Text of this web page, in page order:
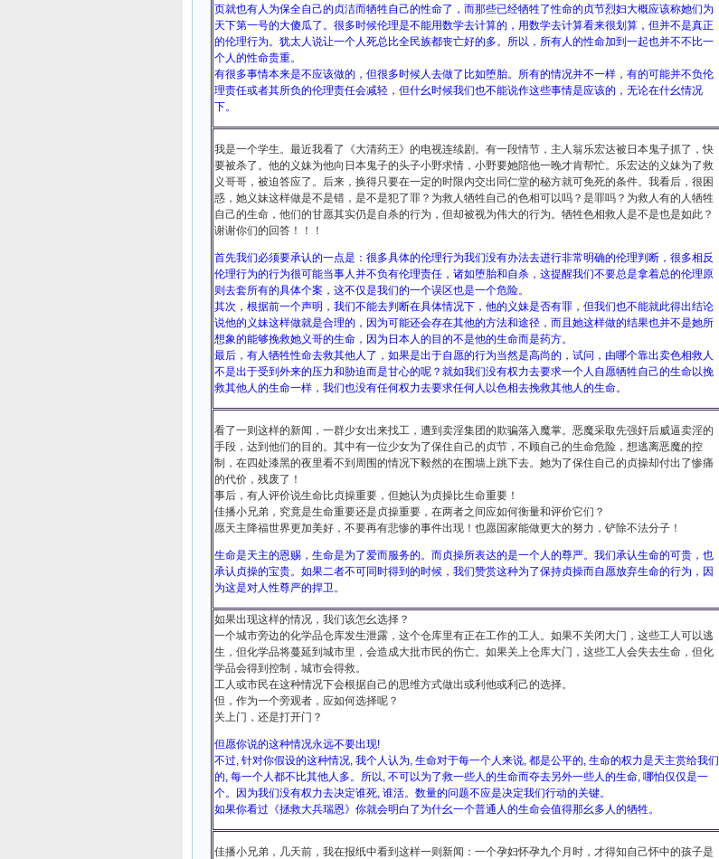
页就也有人为保全自己的贞洁而牺牲自己的性命了，而那些已经牺牲了性命的贞节烈妇大概应该称她们为
天下第一号的大傻瓜了。 很多时候伦理是不能用数学去计算的，用数学去计算看来很划算，但并不是真正
的伦理行为。犹太人说让一个人死总比全民族都丧亡好的多。所以，所有人的性命加到一起也并不不比一
个人的性命贵重。
有很多事情本来是不应该做的，但很多时候人去做了比如堕胎。所有的情况并不一样，有的可能并不负伦
理责任或者其所负的伦理责任会减轻，但什幺时候我们也不能说作这些事情是应该的，无论在什幺情况
下。
我是一个学生。最近我看了《大清药王》的电视连续剧。有一段情节，主人翁乐宏达被日本鬼子抓了，快
要被杀了。他的义妹为他向日本鬼子的头子小野求情，小野要她陪他一晚才肯帮忙。乐宏达的义妹为了救
义哥哥，被迫答应了。后来，换得只要在一定的时限内交出同仁堂的秘方就可免死的条件。我看后，很困
惑，她义妹这样做是不是错，是不是犯了罪？为救人牺牲自己的色相可以吗？是罪吗？为救人有的人牺牲
自己的生命，他们的甘愿其实仍是自杀的行为，但却被视为伟大的行为。牺牲色相救人是不是也是如此？
谢谢你们的回答！！！
首先我们必须要承认的一点是：很多具体的伦理行为我们没有办法去进行非常明确的伦理判断，很多相反
伦理行为的行为很可能当事人并不负有伦理责任，诸如堕胎和自杀，这提醒我们不要总是拿着总的伦理原
则去套所有的具体个案，这不仅是我们的一个误区也是一个危险。
其次，根据前一个声明，我们不能去判断在具体情况下，他的义妹是否有罪，但我们也不能就此得出结论
说他的义妹这样做就是合理的，因为可能还会存在其他的方法和途径，而且她这样做的结果也并不是她所
想象的能够挽救她义哥的生命，因为日本人的目的不是他的生命而是药方。
最后，有人牺牲性命去救其他人了，如果是出于自愿的行为当然是高尚的，试问，由哪个靠出卖色相救人
不是出于受到外来的压力和胁迫而是甘心的呢？就如我们没有权力去要求一个人自愿牺牲自己的生命以挽
救其他人的生命一样，我们也没有任何权力去要求任何人以色相去挽救其他人的生命。
看了一则这样的新闻，一群少女出来找工，遭到卖淫集团的欺骗落入魔掌。恶魔采取先强奸后威逼卖淫的
手段，达到他们的目的。其中有一位少女为了保住自己的贞节，不顾自己的生命危险，想逃离恶魔的控
制，在四处漆黑的夜里看不到周围的情况下毅然的在围墙上跳下去。她为了保住自己的贞操却付出了惨痛
的代价，残废了！
事后，有人评价说生命比贞操重要，但她认为贞操比生命重要！
佳播小兄弟，究竟是生命重要还是贞操重要，在两者之间应如何衡量和评价它们？
愿天主降福世界更加美好，不要再有悲惨的事件出现！也愿国家能做更大的努力，铲除不法分子！
生命是天主的恩赐，生命是为了爱而服务的。而贞操所表达的是一个人的尊严。我们承认生命的可贵，也
承认贞操的宝贵。如果二者不可同时得到的时候，我们赞赏这种为了保持贞操而自愿放弃生命的行为，因
为这是对人性尊严的捍卫。
如果出现这样的情况，我们该怎幺选择？
一个城市旁边的化学品仓库发生泄露，这个仓库里有正在工作的工人。如果不关闭大门，这些工人可以逃
生，但化学品将蔓延到城市里，会造成大批市民的伤亡。如果关上仓库大门，这些工人会失去生命，但化
学品会得到控制，城市会得救。
工人或市民在这种情况下会根据自己的思维方式做出或利他或利己的选择。
但，作为一个旁观者，应如何选择呢？
关上门，还是打开门？
但愿你说的这种情况永远不要出现!
不过, 针对你假设的这种情况, 我个人认为, 生命对于每一个人来说, 都是公平的, 生命的权力是天主赏给我们
的, 每一个人都不比其他人多。所以, 不可以为了救一些人的生命而夺去另外一些人的生命, 哪怕仅仅是一
个。因为我们没有权力去决定谁死, 谁活。数量的问题不应是决定我们行动的关键。
如果你看过《拯救大兵瑞恩》你就会明白了为什幺一个普通人的生命会值得那幺多人的牺牲。
佳播小兄弟，几天前，我在报纸中看到这样一则新闻：一个孕妇怀孕九个月时，才得知自己怀中的孩子是